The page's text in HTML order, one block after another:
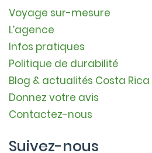
Voyage sur-mesure
L’agence
Infos pratiques
Politique de durabilité
Blog & actualités Costa Rica
Donnez votre avis
Contactez-nous
Suivez-nous